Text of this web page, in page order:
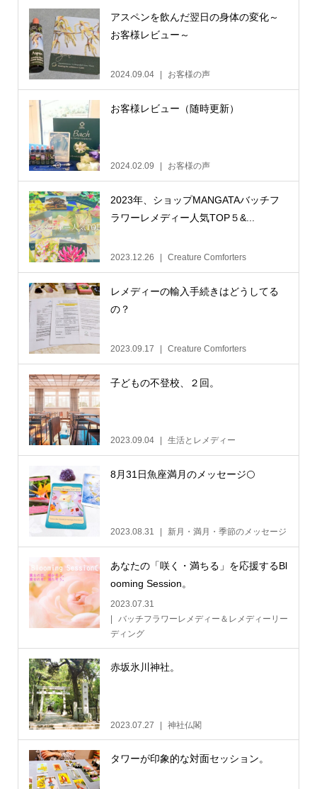
アスペンを飲んだ翌日の身体の変化～
お客様レビュー～
2024.09.04 お客様の声
お客様レビュー（随時更新）
2024.02.09 お客様の声
2023年、ショップMANGATAバッチフ
ラワーレメディー人気TOP５&...
2023.12.26 Creature Comforters
レメディーの輸入手続きはどうしてる
の？
2023.09.17 Creature Comforters
子どもの不登校、２回。
2023.09.04 生活とレメディー
8月31日魚座満月のメッセージ🌕
2023.08.31 新月・満月・季節のメッセージ
あなたの「咲く・満ちる」を応援するBl
ooming Session。
2023.07.31
バッチフラワーレメディー＆レメディーリー
ディング
赤坂氷川神社。
2023.07.27 神社仏閣
タワーが印象的な対面セッション。